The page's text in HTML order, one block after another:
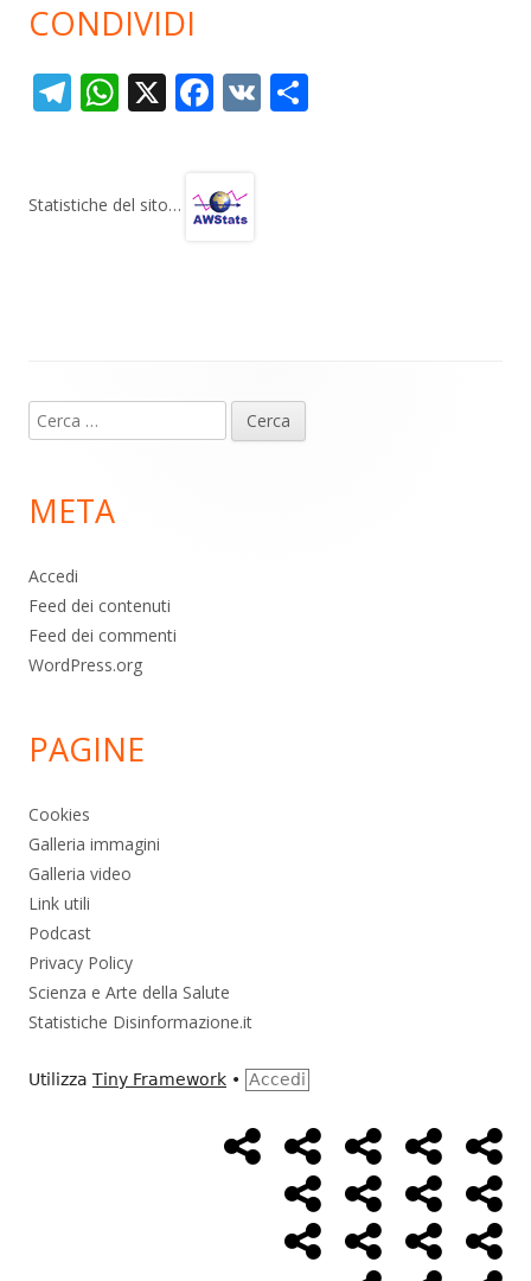
CONDIVIDI
T
gr
W
s
X F
b
V
Statistiche del sito…
piè
pagina
Ricerca
per:
META
Accedi
Feed dei contenuti
Feed dei commenti
WordPress.org
PAGINE
Cookies
Galleria immagini
Galleria video
Link utili
Podcast
Privacy Policy
Scienza e Arte della Salute
Statistiche Disinformazione.it
Utilizza Tiny Framework • Accedi
MenùHome
Page
Alimentazione
AmbienteBambini
Cancro ControlloEconomia
FarmaciMassoneriaNWO
Salute Storia